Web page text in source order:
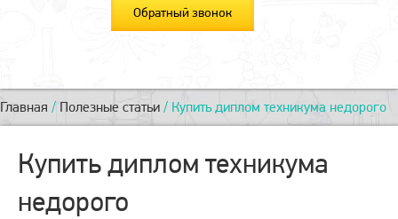
Обратный звонок
Главная / Полезные статьи / Купить диплом техникума недорого
Купить диплом техникума
недорого